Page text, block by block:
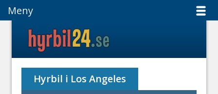
Meny
Hyrbil i Los Angeles
Meny